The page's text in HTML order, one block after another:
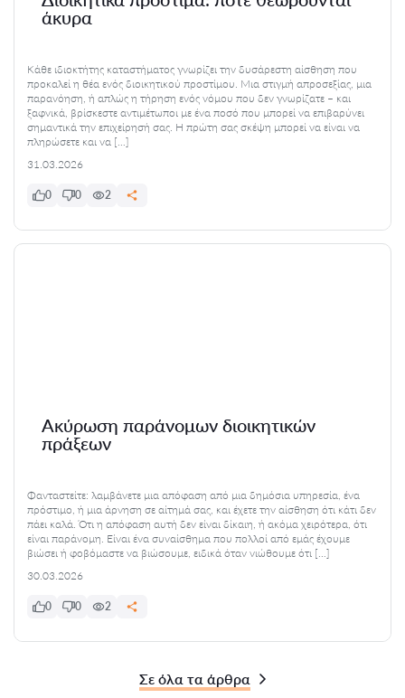
άκυρα
Κάθε ιδιοκτήτης καταστήματος γνωρίζει την δυσάρεστη αίσθηση που
προκαλεί η θέα ενός διοικητικού προστίμου. Μια στιγμή απροσεξίας, μια
παρανόηση, ή απλώς η τήρηση ενός νόμου που δεν γνωρίζατε – και
ξαφνικά, βρίσκεστε αντιμέτωποι με ένα ποσό που μπορεί να επιβαρύνει
σημαντικά την επιχείρησή σας. Η πρώτη σας σκέψη μπορεί να είναι να
πληρώσετε και να […]
31.03.2026
0 0 2
Ακύρωση παράνομων διοικητικών
πράξεων
Φανταστείτε: λαμβάνετε μια απόφαση από μια δημόσια υπηρεσία, ένα
πρόστιμο, ή μια άρνηση σε αίτημά σας, και έχετε την αίσθηση ότι κάτι δεν
πάει καλά. Ότι η απόφαση αυτή δεν είναι δίκαιη, ή ακόμα χειρότερα, ότι
είναι παράνομη. Είναι ένα συναίσθημα που πολλοί από εμάς έχουμε
βιώσει ή φοβόμαστε να βιώσουμε, ειδικά όταν νιώθουμε ότι […]
30.03.2026
0 0 2
Σε όλα τα άρθρα